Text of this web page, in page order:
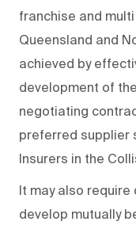
franchise and
Queensland and
achieved by
development of
negotiating
preferred supplier
Insurers in the
It may also
develop mutually